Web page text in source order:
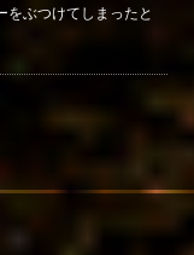
ぶつけてしまったと